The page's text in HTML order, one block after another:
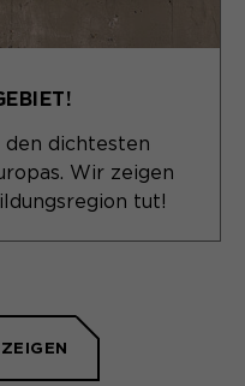
den dichtesten
Wir zeigen
tut!